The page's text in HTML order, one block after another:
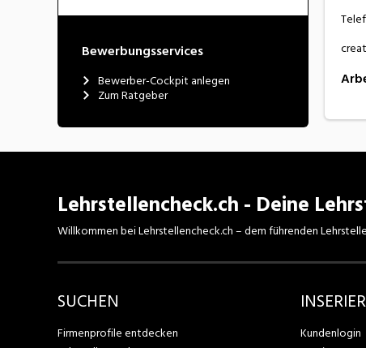
Bewerbungsservices
Bewerber-Cockpit anlegen
Zum Ratgeber
Lehrstellencheck.ch - Deine
Willkommen bei Lehrstellencheck.ch – dem führenden
SUCHEN
Firmenprofile entdecken
Kundenlogin